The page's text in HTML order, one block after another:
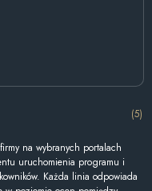
(5)
na wybranych portalach
uruchomienia programu i
Każda linia odpowiada